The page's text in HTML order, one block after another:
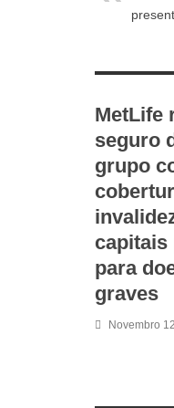
MetLife
seguro
grupo
para
graves
Novembro